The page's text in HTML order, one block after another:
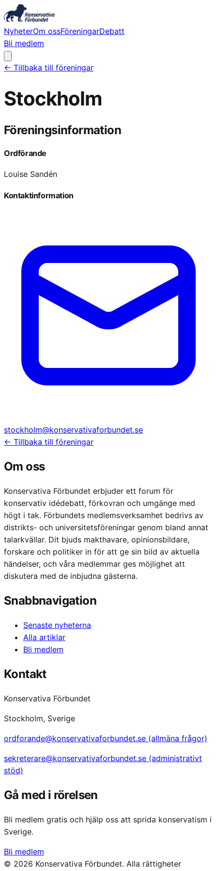
NyheterOm ossFöreningarDebatt
Bli medlem
← Tillbaka till föreningar
Stockholm
Föreningsinformation
Ordförande
Louise Sandén
Kontaktinformation
stockholm@konservativaforbundet.se
← Tillbaka till föreningar
Om oss
Konservativa Förbundet erbjuder ett forum för
konservativ idédebatt, förkovran och umgänge med
högt i tak. Förbundets medlemsverksamhet bedrivs av
distrikts- och universitetsföreningar genom bland annat
talarkvällar. Dit bjuds makthavare, opinionsbildare,
forskare och politiker in för att ge sin bild av aktuella
händelser, och våra medlemmar ges möjlighet att
diskutera med de inbjudna gästerna.
Snabbnavigation
Senaste nyheterna
Alla artiklar
Bli medlem
Kontakt
Konservativa Förbundet
Stockholm, Sverige
ordforande@konservativaforbundet.se (allmäna frågor)
sekreterare@konservativaforbundet.se (administrativt
stöd)
Gå med i rörelsen
Bli medlem gratis och hjälp oss att sprida konservatism i
Sverige.
Bli medlem
© 2026 Konservativa Förbundet. Alla rättigheter